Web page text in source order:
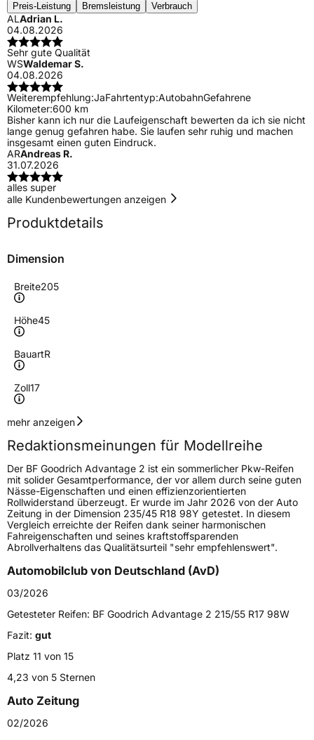
Preis-Leistung
Bremsleistung Verbrauch
ALAdrian L.
04.08.2026
Sehr gute Qualität
WSWaldemar S.
04.08.2026
Weiterempfehlung:JaFahrtentyp:AutobahnGefahrene
Kilometer:600 km
Bisher kann ich nur die Laufeigenschaft bewerten da ich sie nicht
lange genug gefahren habe. Sie laufen sehr ruhig und machen
insgesamt einen guten Eindruck.
ARAndreas R.
31.07.2026
alles super
alle Kundenbewertungen anzeigen
Produktdetails
Dimension
Breite205
Höhe45
BauartR
Zoll17
Geschwindigkeitsindex
Höchstgeschwindigkeit
300 km/h
Lastindex88
Höchstlast560 kg
Generelle Merkmale
FahrzeugtypPKW
Verwendung
Modellname Advantage 2
Fahrzeugart
Weitere Eigenschaften
SchlauchtypTL
mehr anzeigen
Redaktionsmeinungen für Modellreihe
Der BF Goodrich Advantage 2 ist ein sommerlicher Pkw-Reifen
mit solider Gesamtperformance, der vor allem durch seine guten
Nässe-Eigenschaften und einen effizienzorientierten
Rollwiderstand überzeugt. Er wurde im Jahr 2026 von der Auto
Zeitung in der Dimension 235/45 R18 98Y getestet. In diesem
Vergleich erreichte der Reifen dank seiner harmonischen
Fahreigenschaften und seines kraftstoffsparenden
Abrollverhaltens das Qualitätsurteil "sehr empfehlenswert".
Automobilclub von Deutschland (AvD)
03/2026
Getesteter Reifen: BF Goodrich Advantage 2 215/55 R17 98W
Fazit: gut
Platz 11 von 15
4,23 von 5 Sternen
Auto Zeitung
02/2026